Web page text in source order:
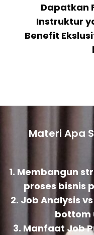
Dapatkan
Instruktur
Benefit
Materi Apa
1. Membangun
proses bisnis
2. Job Analysis
bottom
3. Manfaat Job